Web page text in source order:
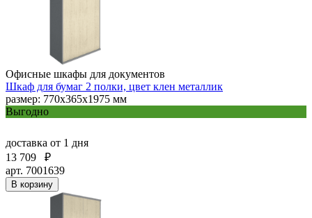
Офисные шкафы для документов
Шкаф для бумаг 2 полки, цвет клен металлик
размер: 770х365х1975 мм
Выгодно
доставка от 1 дня
13 709
₽
арт. 7001639
В корзину